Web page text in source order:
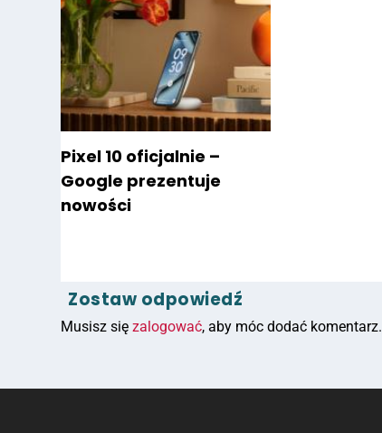
Pixel 10 oficjalnie –
Google prezentuje
nowości
Zostaw odpowiedź
Musisz sięzalogować, aby móc dodać komentarz.